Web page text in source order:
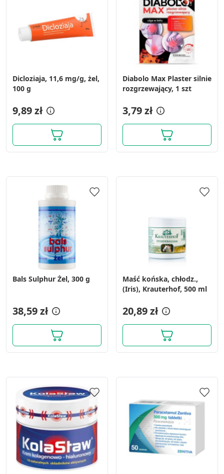
Dicloziaja, 11,6 mg/g, żel,
100 g
9,89 zł
Diabolo Max Plaster silnie
rozgrzewający, 1 szt
3,79 zł
Bals Sulphur Żel, 300 g
38,59 zł
Maść końska, chłodz.,
(Iris), Krauterhof, 500 ml
20,89 zł